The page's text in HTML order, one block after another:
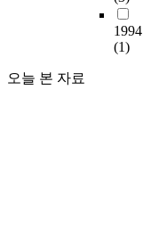
1994
(1)
오늘 본 자료